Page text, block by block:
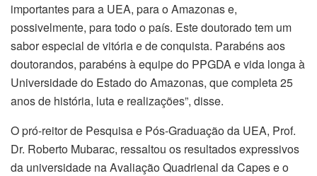
importantes para a UEA, para o Amazonas e,
possivelmente, para todo o país. Este doutorado tem um
sabor especial de vitória e de conquista. Parabéns aos
doutorandos, parabéns à equipe do PPGDA e vida longa à
Universidade do Estado do Amazonas, que completa 25
anos de história, luta e realizações”, disse.
O pró-reitor de Pesquisa e Pós-Graduação da UEA, Prof.
Dr. Roberto Mubarac, ressaltou os resultados expressivos
da universidade na Avaliação Quadrienal da Capes e o